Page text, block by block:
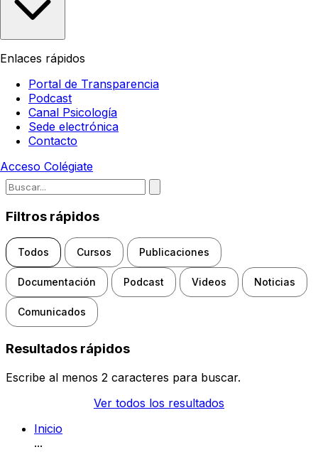
Enlaces rápidos
Portal de Transparencia
Podcast
Canal Psicología
Sede electrónica
Contacto
Acceso Colégiate
Escribe para buscar noticias,
Filtros rápidos
Todos Cursos Publicaciones
Documentación Podcast Videos Noticias
Comunicados
Resultados rápidos
Escribe al menos 2 caracteres para buscar.
Ver todos los resultados
Inicio
...